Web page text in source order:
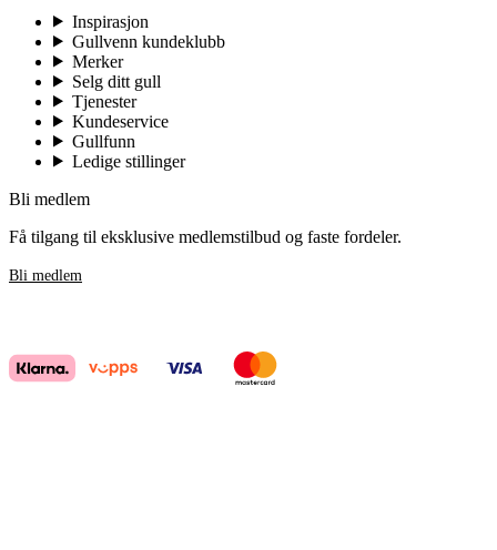
Inspirasjon
Gullvenn kundeklubb
Merker
Selg ditt gull
Tjenester
Kundeservice
Gullfunn
Ledige stillinger
Bli medlem
Få tilgang til eksklusive medlemstilbud og faste fordeler.
Bli medlem